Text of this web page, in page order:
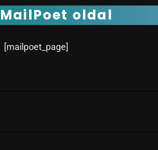
MailPoet oldal
[mailpoet_page]